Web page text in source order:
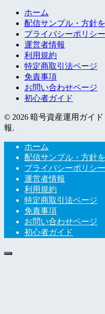
ホーム
配信サンプル・方針
プライバシーポリシー
運営者情報
利用規約
特定商取引法ページ
免責事項
お問い合わせページ
初心者ガイド
© 2026 暗号資産運用ガイ
報.
ホーム
配信サンプル・方針
プライバシーポリシー
運営者情報
利用規約
特定商取引法ページ
免責事項
お問い合わせページ
初心者ガイド